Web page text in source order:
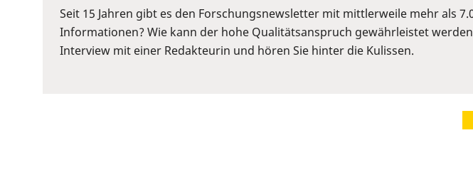
or
Space
to
Seit 15 Jahren gibt es den Forschungsnewsletter mit mittlerweile mehr als
Informationen? Wie kann der hohe Qualitätsanspruch gewährleistet
Interview mit einer Redakteurin und hören Sie hinter die Kulissen.